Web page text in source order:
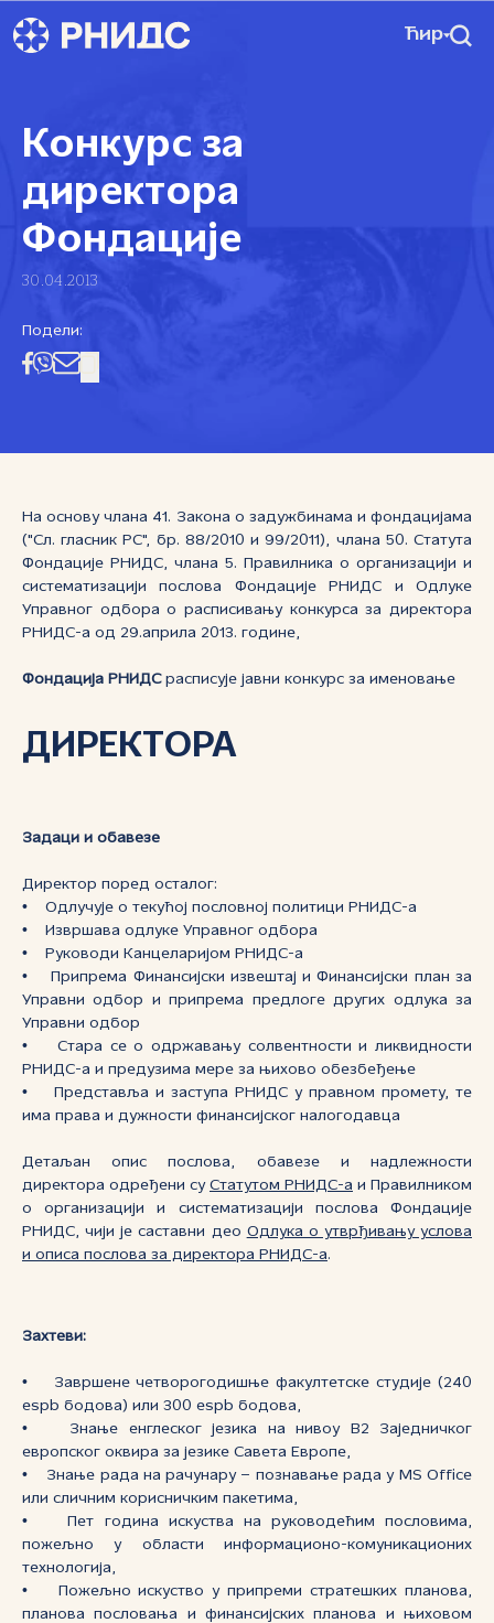
Ћир
Конкурс за
директора
Фондације
30.04.2013
Подели:
На основу члана 41. Закона о задужбинама и фондацијама
("Сл. гласник РС", бр. 88/2010 и 99/2011), члана 50. Статута
Фондације РНИДС, члана 5. Правилника о организацији и
систематизацији послова Фондације РНИДС и Одлуке
Управног одбора о расписивању конкурса за директора
РНИДС-а од 29.априла 2013. године,
Фондација РНИДС расписује јавни конкурс за именовање
ДИРЕКТОРА
Задаци и обавезе
Директор поред осталог:
• Одлучује о текућој пословној политици РНИДС-а
• Извршава одлуке Управног одбора
• Руководи Канцеларијом РНИДС-а
• Припрема Финансијски извештај и Финансијски план за
Управни одбор и припрема предлоге других одлука за
Управни одбор
• Стара се о одржавању солвентности и ликвидности
РНИДС-а и предузима мере за њихово обезбеђење
• Представља и заступа РНИДС у правном промету, те
има права и дужности финансијског налогодавца
Детаљан опис послова, обавезе и надлежности
директора одређени су Статутом РНИДС-а и Правилником
о организацији и систематизацији послова Фондације
РНИДС, чији је саставни део Одлука о утврђивању услова
и описа послова за директора РНИДС-а.
Захтеви:
• Завршене четворогодишње факултетске студије (240
espb бодова) или 300 espb бодова,
• Знање енглеског језика на нивоу B2 Заједничког
европског оквира за језике Савета Европе,
• Знање рада на рачунару – познавање рада у MS Office
или сличним корисничким пакетима,
• Пет година искуства на руководећим пословима,
пожељно у области информационо-комуникационих
технологија,
• Пожељно искуство у припреми стратешких планова,
планова пословања и финансијских планова и њиховом